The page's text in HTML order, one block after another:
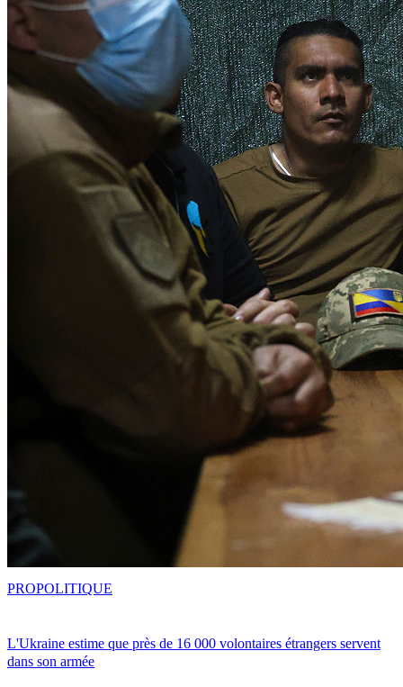
L'Ukraine estime que près de 16 000 volontaires étrangers servent
dans son armée
PROPOLITIQUE